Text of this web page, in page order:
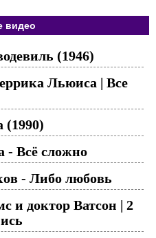
видео
(1946)
Льюиса | Все
(1990)
- Всё сложно
- Либо любовь
и доктор Ватсон | 2